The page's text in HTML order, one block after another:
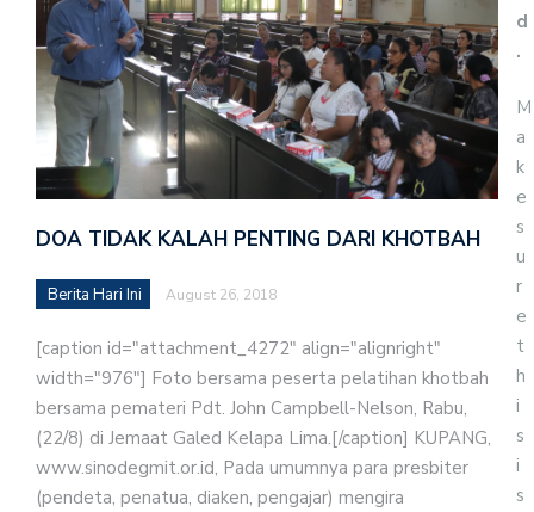
DOA TIDAK KALAH PENTING DARI KHOTBAH
Berita Hari Ini August 26, 2018
[caption id="attachment_4272" align="alignright"
width="976"] Foto bersama peserta pelatihan khotbah
bersama pemateri Pdt. John Campbell-Nelson, Rabu,
(22/8) di Jemaat Galed Kelapa Lima.[/caption] KUPANG,
www.sinodegmit.or.id, Pada umumnya para presbiter
(pendeta, penatua, diaken, pengajar) mengira
d
.
M
a
k
e
s
u
r
e
t
h
i
s
i
s